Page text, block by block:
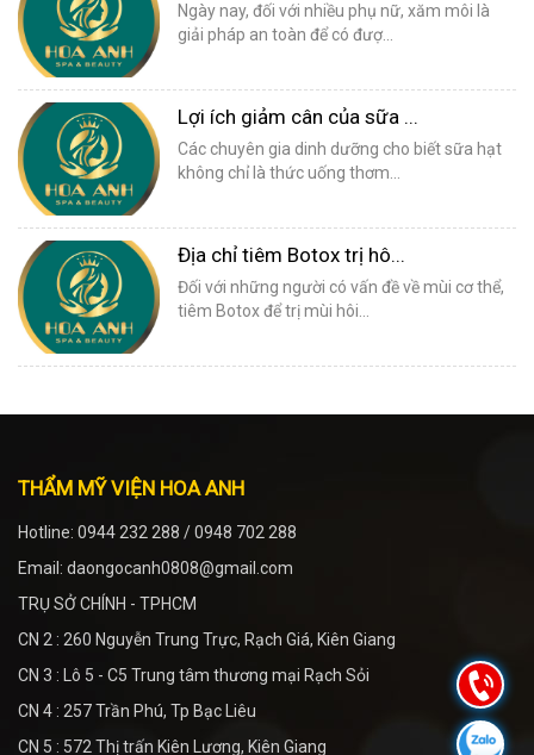
Ngày nay, đối với nhiều phụ nữ, xăm môi là
giải pháp an toàn để có đượ...
Lợi ích giảm cân của sữa ...
Các chuyên gia dinh dưỡng cho biết sữa hạt
không chỉ là thức uống thơm...
Địa chỉ tiêm Botox trị hô...
Đối với những người có vấn đề về mùi cơ thể,
tiêm Botox để trị mùi hôi...
THẨM MỸ VIỆN HOA ANH
Hotline: 0944 232 288 / 0948 702 288
Email: daongocanh0808@gmail.com
TRỤ SỞ CHÍNH - TPHCM
CN 2 : 260 Nguyễn Trung Trực, Rạch Giá, Kiên Giang
CN 3 : Lô 5 - C5 Trung tâm thương mại Rạch Sỏi
CN 4 : 257 Trần Phú, Tp Bạc Liêu
CN 5 : 572 Thị trấn Kiên Lương, Kiên Giang